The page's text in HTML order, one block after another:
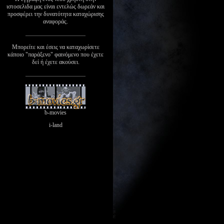
ιστοσελιδα μας είναι εντελώς δωρεάν και
προσφέρει την δυνατότητα καταχώρισης
αναφοράς.
Μπορείτε και έσεις να καταχωρίσετε
κάποιο "παράξενο" φαινόμενο που έχετε
δεί ή έχετε ακούσει.
b-movies
i-land